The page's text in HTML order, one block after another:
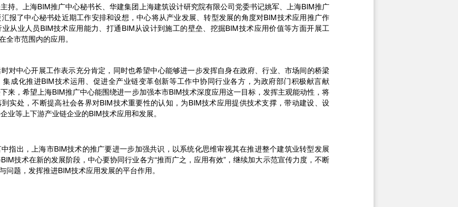
持。上海BIM推广中心秘书长、华建集团上海建筑设计研究院有限公司党委书记姚军、上海BIM推广
报了中心秘书处近期工作安排和设想，中心将从产业发展、转型发展的角度对BIM技术应用推广作
从业人员BIM技术应用能力、打通BIM从设计到施工的壁垒、挖掘BIM技术应用价值等方面开展工
全市范围内的应用。
对中心开展工作表示充分肯定，同时也希望中心能够进一步发挥自身在政府、行业、市场间的桥梁
成化推进BIM技术运用、促进全产业链变革创新等工作中协同行业各方，为政府部门积极献言献
来，希望上海BIM推广中心能围绕进一步加强本市BIM技术深度应用这一目标，发挥主观能动性，将
实处，不断提高社会各界对BIM技术重要性的认知，为BIM技术应用提供技术支撑，带动建设、设
业等上下游产业链企业的BIM技术应用和发展。
指出，上海市BIM技术的推广要进一步加强共识，以系统化思维审视其在推进整个建筑业转型发展
技术在新的发展阶段，中心要协同行业各方“推而广之，应用有效”，继续加大示范宣传力度，不断
问题，发挥推进BIM技术应用发展的平台作用。